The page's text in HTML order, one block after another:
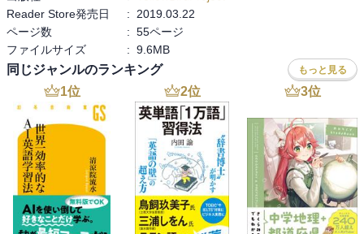
Reader Store発売日
:
2019.03.22
ページ数
: 55ページ
ファイルサイズ
: 9.6MB
同じジャンルのランキング もっと見る
1位 2位 3位